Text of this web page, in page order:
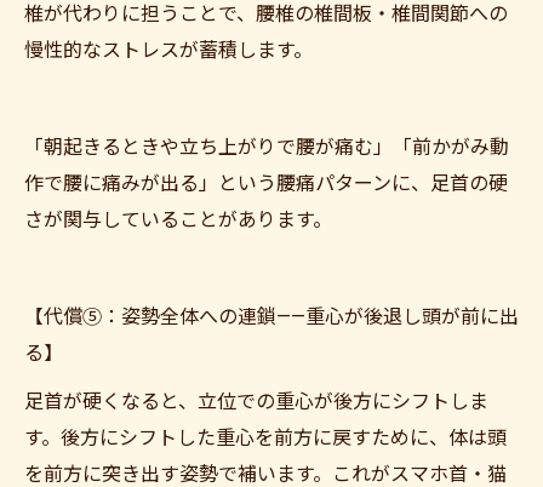
椎が代わりに担うことで、腰椎の椎間板・椎間関節への
慢性的なストレスが蓄積します。
「朝起きるときや立ち上がりで腰が痛む」「前かがみ動
作で腰に痛みが出る」という腰痛パターンに、足首の硬
さが関与していることがあります。
【代償⑤：姿勢全体への連鎖——重心が後退し頭が前に出
る】
足首が硬くなると、立位での重心が後方にシフトしま
す。後方にシフトした重心を前方に戻すために、体は頭
を前方に突き出す姿勢で補います。これがスマホ首・猫